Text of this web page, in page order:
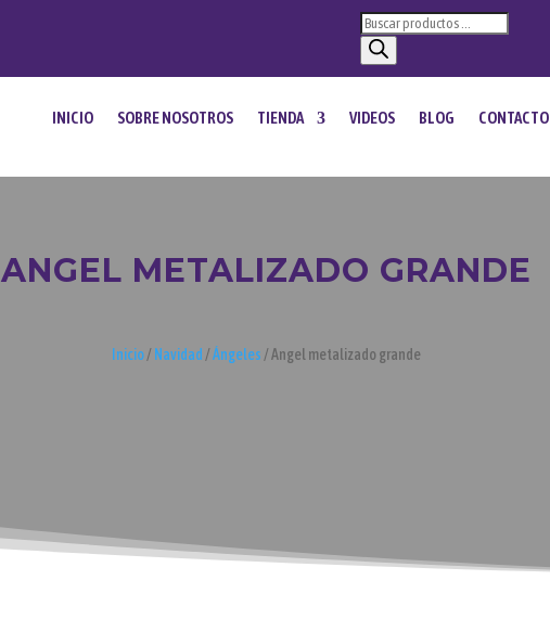
Búsqueda
de
INICIO SOBRE NOSOTROS TIENDA VIDEOS BLOG CONTACTO
ANGEL METALIZADO GRANDE
Inicio/ Navidad /Ángeles / Angel metalizado grande